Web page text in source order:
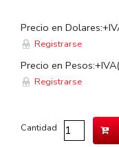
Precio en
Registrarse
Precio en
Registrarse
Cantidad